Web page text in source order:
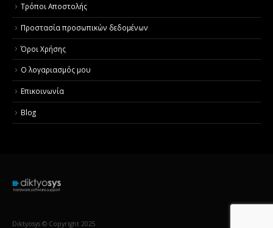
Τρόποι Αποστολής
Προστασία προσωπικών δεδομένων
Όροι Χρήσης
Ο λογαριασμός μου
Επικοινωνία
Blog
Diktyosys © Copyright 2025